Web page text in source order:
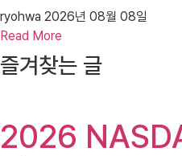
ryohwa 2026년 08월 08일
Read More
즐겨찾는 글
2026